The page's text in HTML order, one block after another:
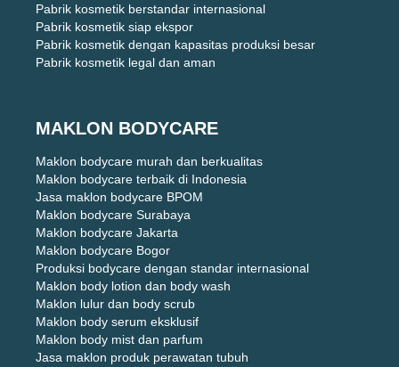
Pabrik kosmetik berstandar internasional
Pabrik kosmetik siap ekspor
Pabrik kosmetik dengan kapasitas produksi besar
Pabrik kosmetik legal dan aman
MAKLON BODYCARE
Maklon bodycare murah dan berkualitas
Maklon bodycare terbaik di Indonesia
Jasa maklon bodycare BPOM
Maklon bodycare Surabaya
Maklon bodycare Jakarta
Maklon bodycare Bogor
Produksi bodycare dengan standar internasional
Maklon body lotion dan body wash
Maklon lulur dan body scrub
Maklon body serum eksklusif
Maklon body mist dan parfum
Jasa maklon produk perawatan tubuh